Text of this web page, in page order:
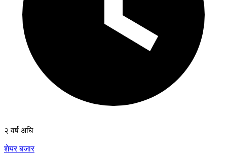
२ वर्ष अघि
शेयर बजार